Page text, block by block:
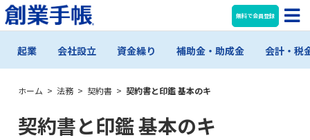
無料で会員登録
起業 会社設立 資金繰り 補助金・助成金 会計・税
ホーム > 法務 > 契約書 > 契約書と印鑑 基本のキ
契約書と印鑑 基本のキ